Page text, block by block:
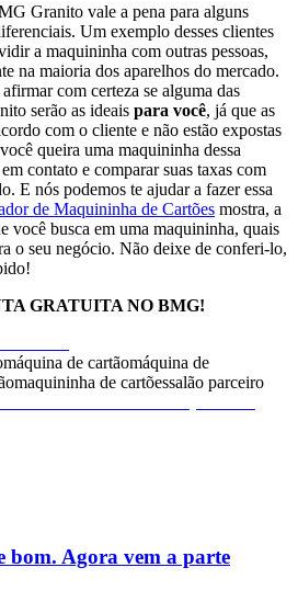
Granito vale a pena para alguns
Um exemplo desses clientes
a maquininha com outras pessoas,
na maioria dos aparelhos do mercado.
com certeza se alguma das
serão as ideais para você, já que as
com o cliente e não estão expostas
queira uma maquininha dessa
contato e comparar suas taxas com
E nós podemos te ajudar a fazer essa
de Maquininha de Cartões mostra, a
você busca em uma maquininha, quais
o seu negócio. Não deixe de conferi-lo,
GRATUITA NO BMG!
máquina de cartãomáquina de
maquininha de cartõessalão parceiro
bom. Agora vem a parte